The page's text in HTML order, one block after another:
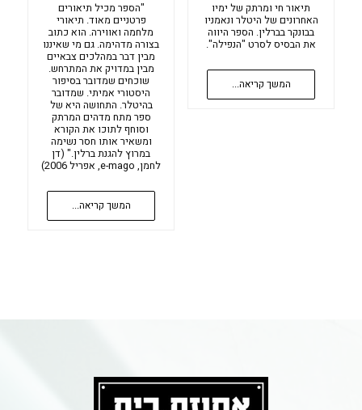
תיאור חי ומרתק של ימיו
האחרונים של היטלר ונאמניו
בבונקר בברלין. הספר היווה
את הבסיס לסרט "הנפילה".
המשך קריאה...
"הספר מכיל תיאורים
פרטניים מאוד. תיאורי
מלחמה ואווירה. הוא כתוב
בצורה מדהימה. גם מי שאיננו
מבין דבר במהלכים צבאיים
מבין במדויק את המתרחש.
שוכחים שמדובר בסיפור
היסטורי אמיתי. שמדובר
בהיטלר. התחושה היא של
ספר מתח מדהים המרתק
וסוחף לתוכו את הקורא
ומשאיר אותו חסר נשימה
במרוץ להגנת ברלין." (דן
לחמן, e-mago, אפריל 2006)
המשך קריאה...